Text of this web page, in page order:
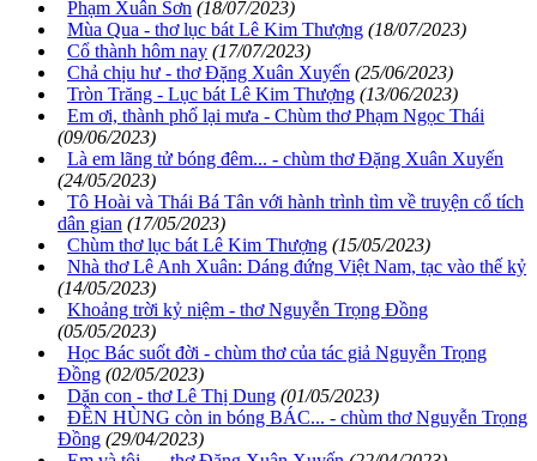
Phạm Xuân Sơn (18/07/2023)
Mùa Qua - thơ lục bát Lê Kim Thượng (18/07/2023)
Cổ thành hôm nay (17/07/2023)
Chả chịu hư - thơ Đặng Xuân Xuyến (25/06/2023)
Tròn Trăng - Lục bát Lê Kim Thượng (13/06/2023)
Em ơi, thành phố lại mưa - Chùm thơ Phạm Ngọc Thái
(09/06/2023)
Là em lãng tử bóng đêm... - chùm thơ Đặng Xuân Xuyến
(24/05/2023)
Tô Hoài và Thái Bá Tân với hành trình tìm về truyện cổ tích
dân gian (17/05/2023)
Chùm thơ lục bát Lê Kim Thượng (15/05/2023)
Nhà thơ Lê Anh Xuân: Dáng đứng Việt Nam, tạc vào thế kỷ
(14/05/2023)
Khoảng trời kỷ niệm - thơ Nguyễn Trọng Đồng
(05/05/2023)
Học Bác suốt đời - chùm thơ của tác giả Nguyễn Trọng
Đồng (02/05/2023)
Dặn con - thơ Lê Thị Dung (01/05/2023)
ĐỀN HÙNG còn in bóng BÁC... - chùm thơ Nguyễn Trọng
Đồng (29/04/2023)